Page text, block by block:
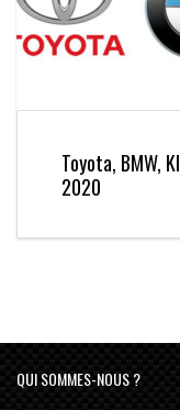
Toyota, BMW,
2020
QUI SOMMES-NOUS ?